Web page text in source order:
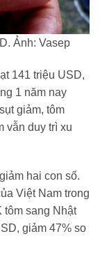
Ảnh: Vasep
141 triệu USD,
1 năm nay
giảm, tôm
vẫn duy trì xu
hai con số.
Việt Nam trong
tôm sang Nhật
giảm 47% so